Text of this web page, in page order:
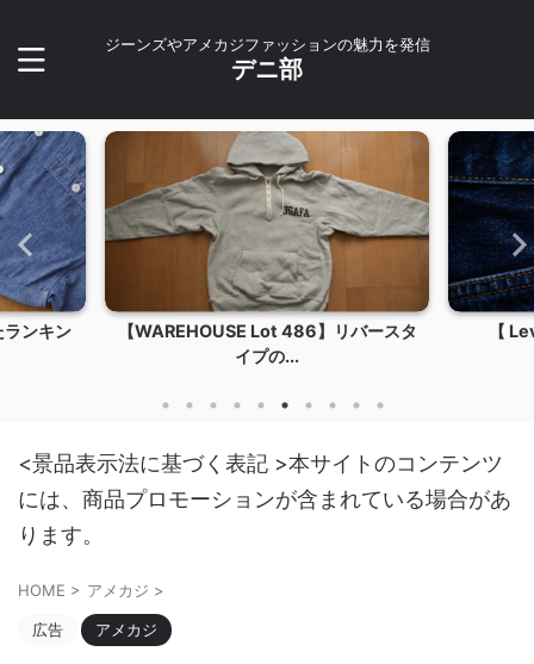
ジーンズやアメカジファッションの魅力を発信
デニ部
486】リバースタ
【 Levis vintage clothing 50...
<景品表示法に基づく表記 >本サイトのコンテンツ
には、商品プロモーションが含まれている場合があ
ります。
HOME > アメカジ >
広告 アメカジ